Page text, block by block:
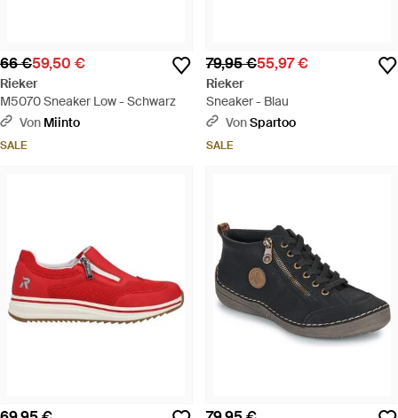
66 €59,50 €
Rieker
M5070 Sneaker Low - Schwarz
Von Miinto
SALE
79,95 €55,97 €
Rieker
Sneaker - Blau
VonSpartoo
SALE